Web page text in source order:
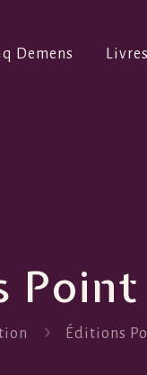
Demens Livres
Point
Éditions